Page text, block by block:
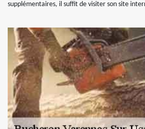
supplémentaires, il suffit de visiter son site